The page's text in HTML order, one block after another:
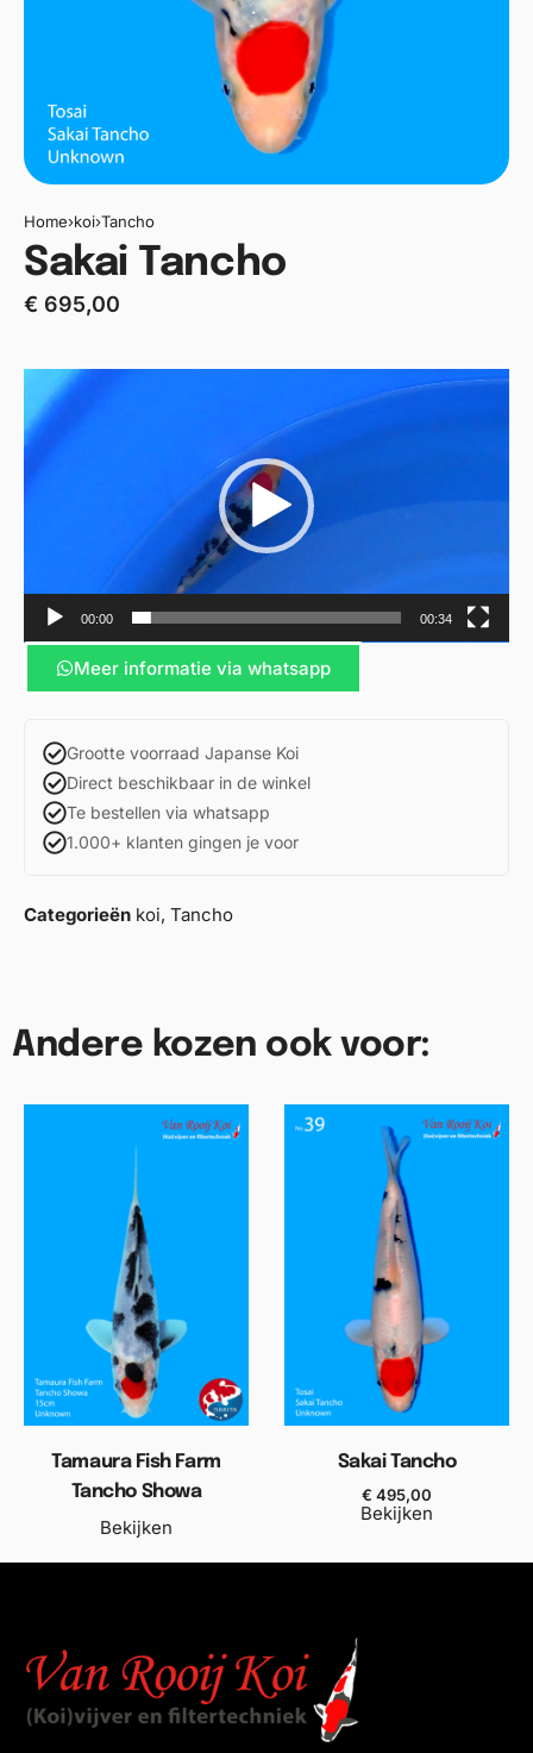
Home›koi›Tancho
Sakai Tancho
€ 695,00
Videospeler
00:00 00:34
Meer informatie via whatsapp
Grootte voorraad Japanse Koi
Direct beschikbaar in de winkel
Te bestellen via whatsapp
1.000+ klanten gingen je voor
Categorieën koi, Tancho
Andere kozen ook voor:
Tamaura Fish Farm
Tancho Showa
Bekijken
Sakai Tancho
€ 495,00
Bekijken